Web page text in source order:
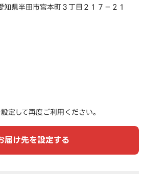
知県半田市宮本町３丁目２１７－２１
定して再度ご利用ください。
届け先を設定する